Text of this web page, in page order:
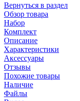
Вернуться в раздел
Обзор товара
Набор
Комплект
Описание
Характеристики
Аксессуары
Отзывы
Похожие товары
Наличие
Файлы